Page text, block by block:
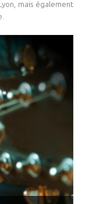
mais également